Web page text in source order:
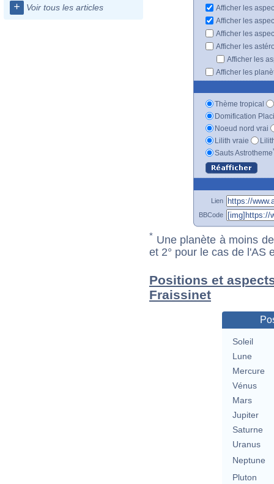
+ Voir tous les articles
Afficher les
Afficher les
Afficher les
Afficher les
Afficher les
Afficher les
Thème tropical
Domification
Noeud nord vrai
Lilith vraie
Sauts Astrotheme
Lien
BBCode
* Une planète à moins
et 2° pour le cas de l'AS
Positions et
Fraissinet
Soleil
Lune
Mercure
Vénus
Mars
Jupiter
Saturne
Uranus
Neptune
Pluton